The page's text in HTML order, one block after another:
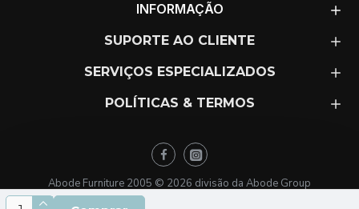
INFORMAÇÃO
SUPORTE AO CLIENTE
SERVIÇOS ESPECIALIZADOS
POLÍTICAS & TERMOS
Abode Furniture 2005 © 2026 divisão da Abode Group